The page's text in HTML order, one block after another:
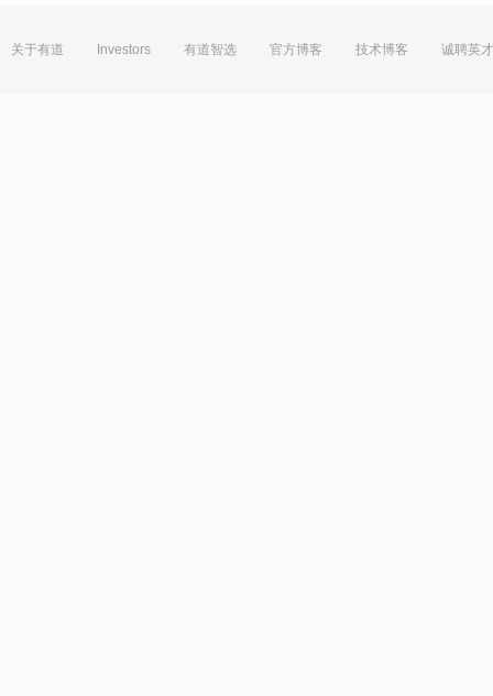
关于有道 Investors 有道智选 官方博客 技术博客 诚聘英才